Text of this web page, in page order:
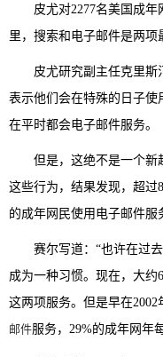
皮尤对2277名美国成年
里，搜索和电子邮件是两项
皮尤研究副主任克里斯汀
表示他们会在特殊的日子使
在平时都会电子邮件服务。
但是，这绝不是一个新
这些行为，结果发现，超过
的成年网民使用电子邮件服
赛尔写道：“也许在过去
成为一种习惯。现在，大约
这两项服务。但是早在
邮件服务，29%的成年网年